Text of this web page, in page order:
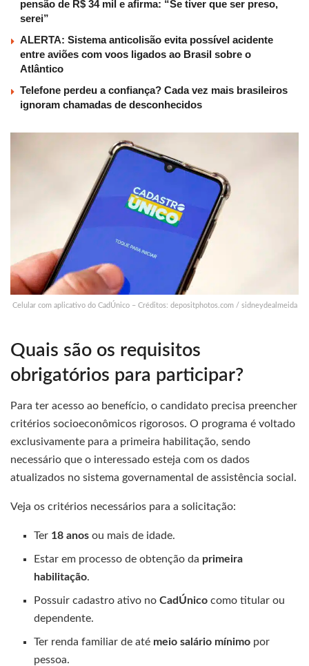
pensão de R$ 34 mil e afirma: “Se tiver que ser preso,
serei”
ALERTA: Sistema anticolisão evita possível acidente
entre aviões com voos ligados ao Brasil sobre o
Atlântico
Telefone perdeu a confiança? Cada vez mais brasileiros
ignoram chamadas de desconhecidos
Celular com aplicativo do CadÚnico – Créditos: depositphotos.com / sidneydealmeida
Quais são os requisitos
obrigatórios para participar?
Para ter acesso ao benefício, o candidato precisa preencher
critérios socioeconômicos rigorosos. O programa é voltado
exclusivamente para a primeira habilitação, sendo
necessário que o interessado esteja com os dados
atualizados no sistema governamental de assistência social.
Veja os critérios necessários para a solicitação:
Ter 18 anos ou mais de idade.
Estar em processo de obtenção da primeira
habilitação.
Possuir cadastro ativo noCadÚnico como titular ou
dependente.
Ter renda familiar de até meio salário mínimo por
pessoa.